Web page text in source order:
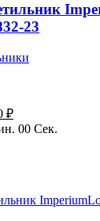
23
₽Текущая
цена:
00 Сек.